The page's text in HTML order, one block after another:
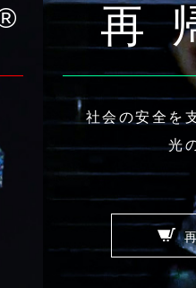
再
社会の安全を
光